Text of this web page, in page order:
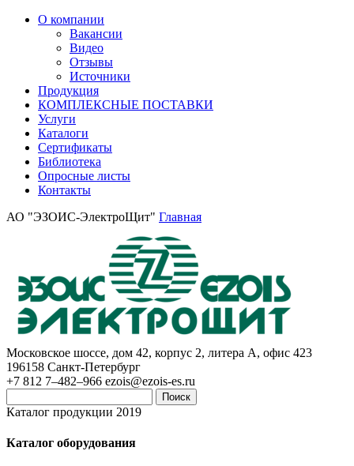
О компании
Вакансии
Видео
Отзывы
Источники
Продукция
КОМПЛЕКСНЫЕ ПОСТАВКИ
Услуги
Каталоги
Сертификаты
Библиотека
Опросные листы
Контакты
АО "ЭЗОИС-ЭлектроЩит" Главная
Московское шоссе, дом 42, корпус 2, литера А, офис 423
196158 Санкт-Петербург
+7 812 7–482–966 ezois@ezois-es.ru
Поиск
Каталог продукции 2019
Каталог оборудования